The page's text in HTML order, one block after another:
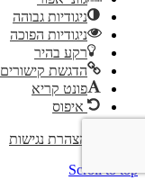
ניגודיות גבוהה
ניגודיות הפוכה
רקע בהיר
הדגשת קישורים
פונט קריא
איפוס
הצהרת נגישות
Scroll to top